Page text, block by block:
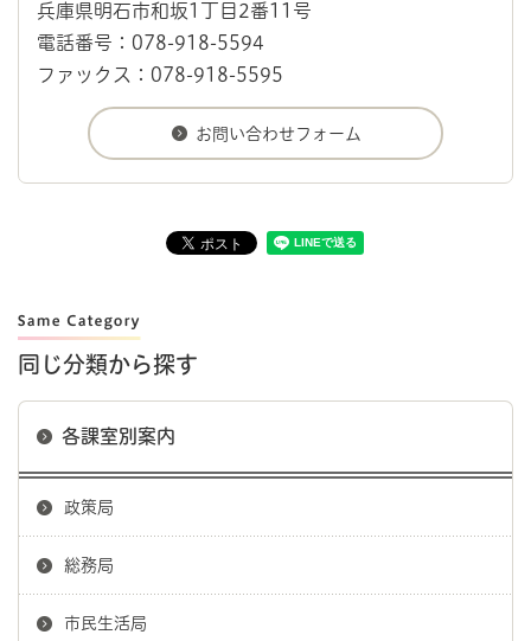
兵庫県明石市和坂1丁目2番11号
電話番号：078-918-5594
ファックス：078-918-5595
同じ分類から探す
各課室別案内
政策局
総務局
市民生活局